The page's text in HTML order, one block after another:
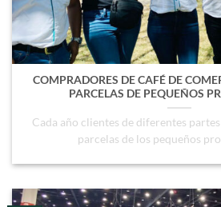
COMPRADORES DE CAFÉ DE
PARCELAS DE PEQUEÑOS
Cada año clientes de diferentes
parcelas de los pequeños